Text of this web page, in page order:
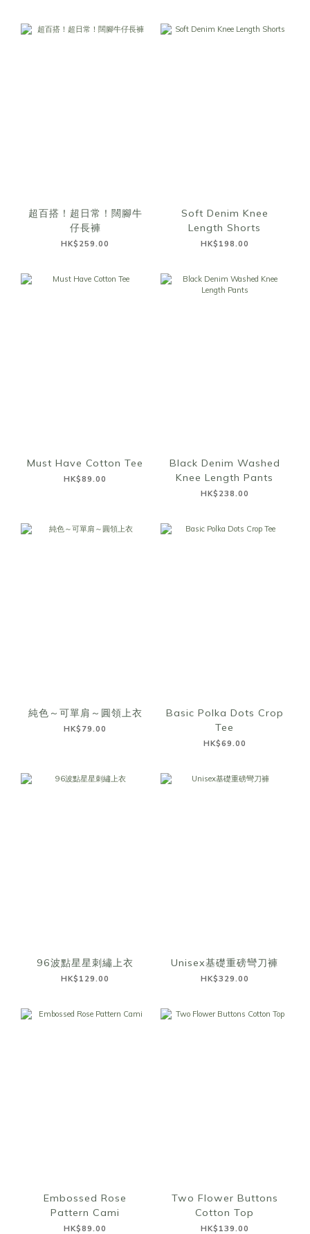
超百搭！超日常！闊腳牛
仔長褲
HK$259.00
Soft Denim Knee
Length Shorts
HK$198.00
Must Have Cotton Tee
HK$89.00
Black Denim Washed
Knee Length Pants
HK$238.00
純色～可單肩～圓領上衣
HK$79.00
Basic Polka Dots Crop
Tee
HK$69.00
96波點星星刺繡上衣
HK$129.00
Unisex基礎重磅彎刀褲
HK$329.00
Embossed Rose
Pattern Cami
HK$89.00
Two Flower Buttons
Cotton Top
HK$139.00